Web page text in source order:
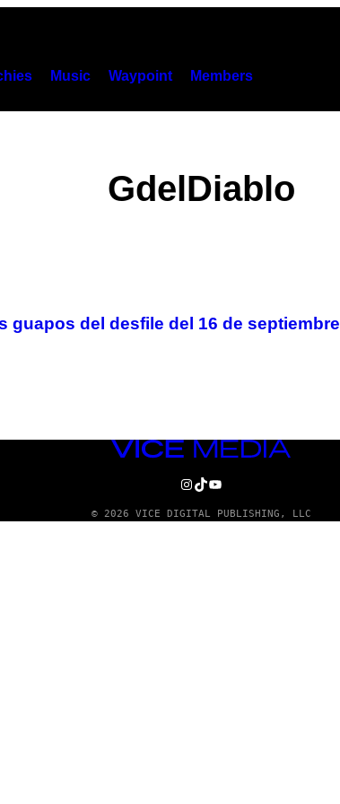
Music Waypoint Members
GdelDiablo
del desfile del 16 de septiembre
VICE
INSTAGRAM
TIKTOK
YOUTUBE
© 2026 VICE DIGITAL PUBLISHING, LLC